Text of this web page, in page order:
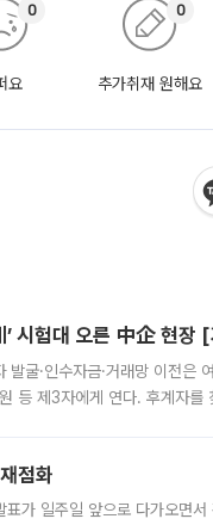
요
0
추가취재 원해요
0
시험대 오른 中企 현장
굴·인수자금·거래망 이전은
등 제3자에게 연다. 후계자를
점화
가 일주일 앞으로 다가오면서